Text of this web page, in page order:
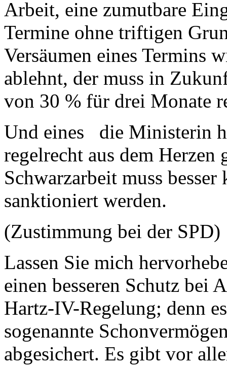
Arbeit, eine zumutbare
Termine ohne triftigen
Versäumen eines
ablehnt, der muss in
von 30 % für drei Monate
Und eines die Ministerin
regelrecht aus dem
Schwarzarbeit muss
sanktioniert werden.
(Zustimmung bei der SPD)
Lassen Sie mich
einen besseren Schutz bei
Hartz-IV-Regelung; denn
sogenannte
abgesichert. Es gibt vor